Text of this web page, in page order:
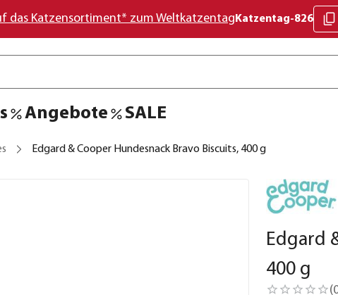
das Katzensortiment* zum Weltkatzentag Katzentag-826
Angebote SALE
Edgard & Cooper Hundesnack Bravo Biscuits, 400 g
Edgard
400 g
(